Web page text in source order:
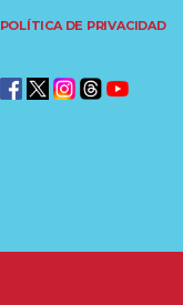
POLÍTICA DE PRIVACIDAD